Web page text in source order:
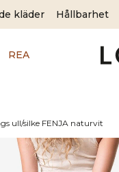
kläder Hållbarhet
REA
ull/silke FENJA naturvit